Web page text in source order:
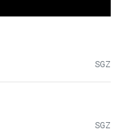
SGZ
SGZ